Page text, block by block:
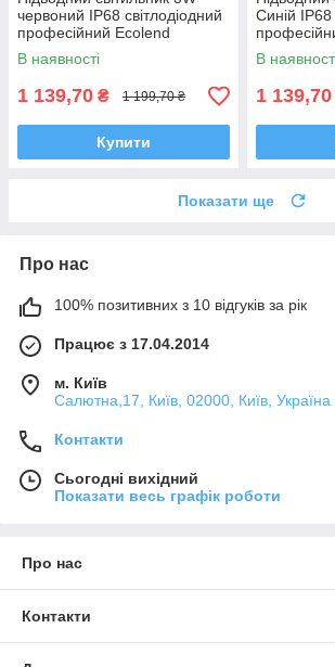
червоний IP68 світлодіодний
професійний Ecolend
В наявності
1 139,70 ₴ 1 199,70 ₴
Купити
Синій IP68
В
1 139,70
Показати ще
Про нас
100% позитивних з 10 відгуків за рік
Працює з 17.04.2014
м. Київ
Салютна,17, Київ, 02000, Київ, Україна
Контакти
Сьогодні вихідний
Показати весь графік роботи
Про нас
Контакти